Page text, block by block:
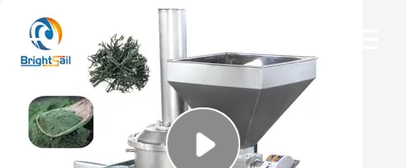
MAISON
PRODUITS
Jiangyin
Brightsail
Machinery
Co.,Ltd..